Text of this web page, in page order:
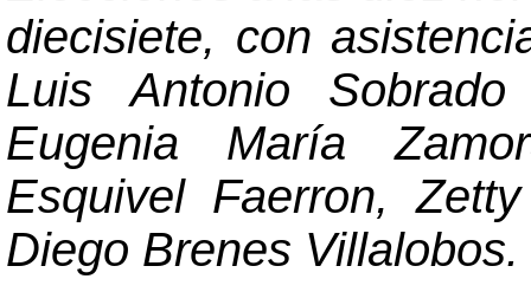
diecisiete, con
Luis Antonio
Eugenia María
Esquivel Faerron,
Diego Brenes Villalobos.